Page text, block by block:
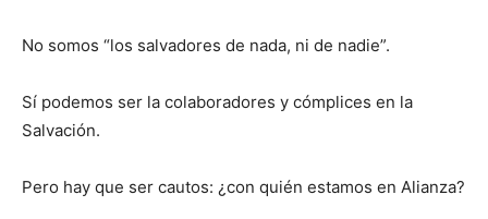
No somos “los salvadores de nada, ni de nadie”.
Sí podemos ser la colaboradores y cómplices en la
Salvación.
Pero hay que ser cautos: ¿con quién estamos en Alianza?